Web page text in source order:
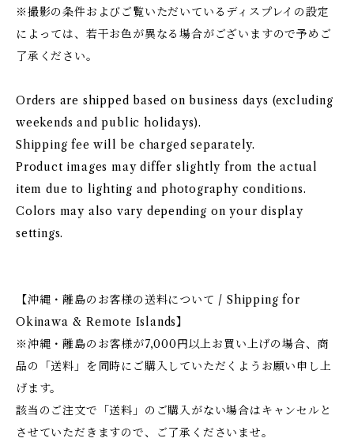
※撮影の条件およびご覧いただいているディスプレイの設定
によっては、若干お色が異なる場合がございますので予めご
了承ください。
Orders are shipped based on business days (excluding
weekends and public holidays).
Shipping fee will be charged separately.
Product images may differ slightly from the actual
item due to lighting and photography conditions.
Colors may also vary depending on your display
settings.
【沖縄・離島のお客様の送料について / Shipping for
Okinawa & Remote Islands】
※沖縄・離島のお客様が7,000円以上お買い上げの場合、商
品の「送料」を同時にご購入していただくようお願い申し上
げます。
該当のご注文で「送料」のご購入がない場合はキャンセルと
させていただきますので、ご了承くださいませ。